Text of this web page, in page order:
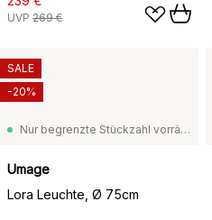
UVP 269 €
Nur begrenzte Stückzahl vorrätig
Umage
Lora Leuchte, Ø 75cm
SALE
-20%